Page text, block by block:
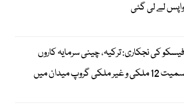
واپس لے لی گئی
فیسکو کی نجکاری: ترکیہ، چینی سرمایہ کاروں
سمیت 12 ملکی و غیر ملکی گروپ میدان میں